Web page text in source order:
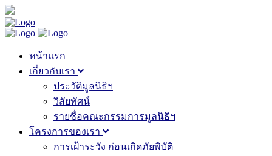
หน้าแรก
เกี่ยวกับเรา
ประวัติมูลนิธิฯ
วิสัยทัศน์
รายชื่อคณะกรรมการมูลนิธิฯ
โครงการของเรา
การเฝ้าระวัง ก่อนเกิดภัยพิบัติ